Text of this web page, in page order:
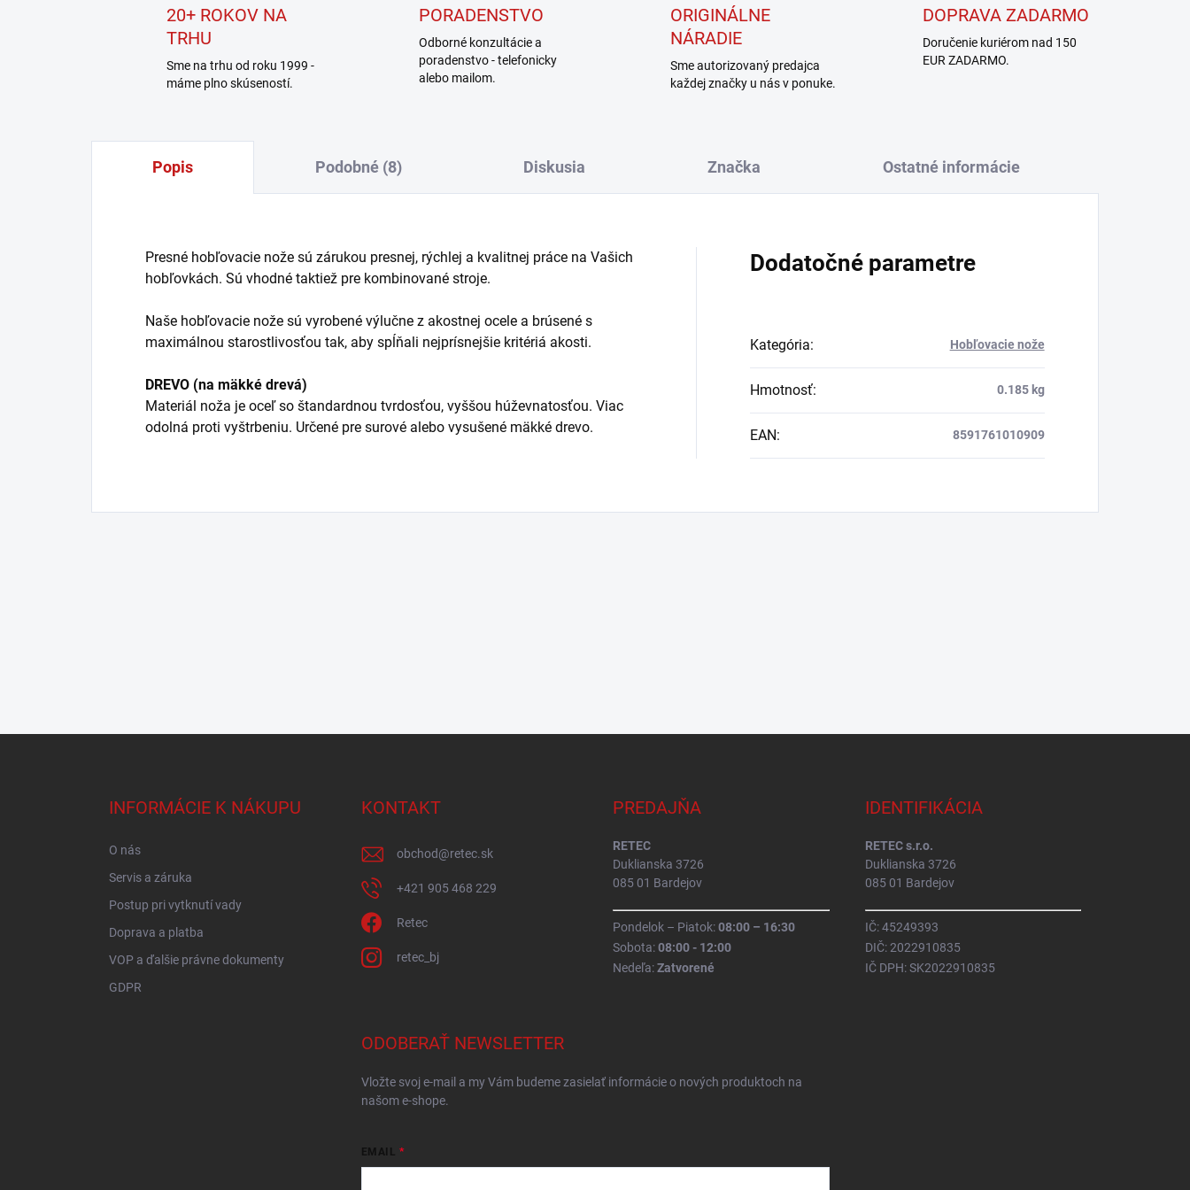
20+ ROKOV NA
TRHU
Sme na trhu od roku 1999 -
máme plno skúseností.
PORADENSTVO
Odborné konzultácie a
poradenstvo - telefonicky
alebo mailom.
ORIGINÁLNE
NÁRADIE
Sme autorizovaný predajca
každej značky u nás v ponuke.
DOPRAVA ZADARMO
Doručenie kuriérom nad 150
EUR ZADARMO.
Popis Podobné (8) Diskusia Značka Ostatné informácie
Presné hobľovacie nože sú zárukou presnej, rýchlej a kvalitnej práce na Vašich
hobľovkách. Sú vhodné taktiež pre kombinované stroje.
Naše hobľovacie nože sú vyrobené výlučne z akostnej ocele a brúsené s
maximálnou starostlivosťou tak, aby spĺňali nejprísnejšie kritériá akosti.
DREVO (na mäkké drevá)
Materiál noža je oceľ so štandardnou tvrdosťou, vyššou húževnatosťou. Viac
odolná proti vyštrbeniu. Určené pre surové alebo vysušené mäkké drevo.
Dodatočné parametre
Kategória: Hobľovacie nože
Hmotnosť: 0.185 kg
EAN: 8591761010909
INFORMÁCIE K NÁKUPU
O nás
Servis a záruka
Postup pri vytknutí vady
Doprava a platba
VOP a ďalšie právne dokumenty
GDPR
KONTAKT
obchod@retec.sk
+421 905 468 229
Retec
retec_bj
PREDAJŇA
RETEC
Duklianska 3726
085 01 Bardejov
Pondelok – Piatok:08:00 – 16:30
Sobota:08:00 - 12:00
Nedeľa:Zatvorené
IDENTIFIKÁCIA
RETEC s.r.o.
Duklianska 3726
085 01 Bardejov
IČ: 45249393
DIČ: 2022910835
IČ DPH: SK2022910835
ODOBERAŤ NEWSLETTER
Vložte svoj e-mail a my Vám budeme zasielať informácie o nových produktoch na
našom e-shope.
EMAIL